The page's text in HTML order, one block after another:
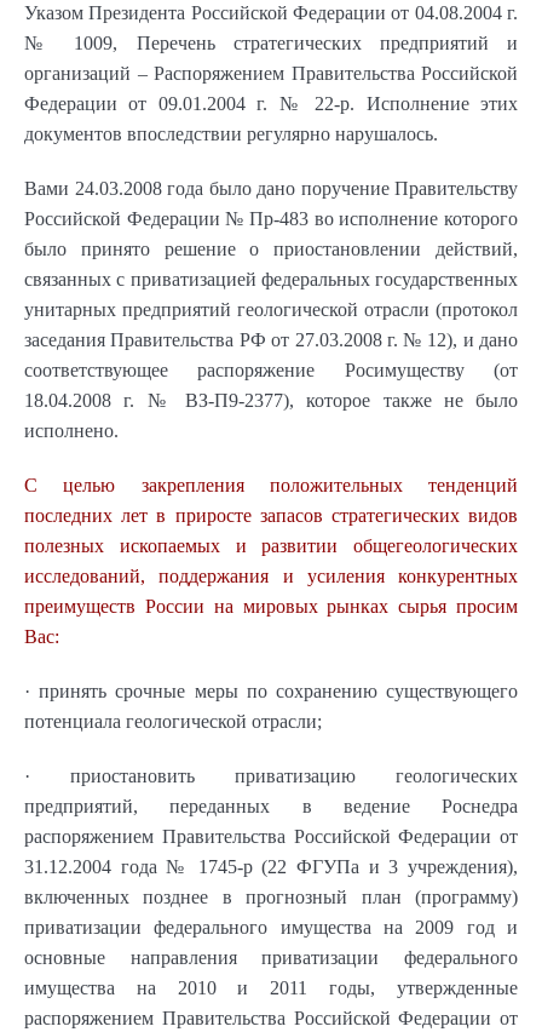
Указом Президента Российской Федерации от 04.08.2004 г.
№ 1009, Перечень стратегических предприятий и
организаций – Распоряжением Правительства Российской
Федерации от 09.01.2004 г. № 22-р. Исполнение этих
документов впоследствии регулярно нарушалось.
Вами 24.03.2008 года было дано поручение Правительству
Российской Федерации № Пр-483 во исполнение которого
было принято решение о приостановлении действий,
связанных с приватизацией федеральных государственных
унитарных предприятий геологической отрасли (протокол
заседания Правительства РФ от 27.03.2008 г. № 12), и дано
соответствующее распоряжение Росимуществу (от
18.04.2008 г. № ВЗ-П9-2377), которое также не было
исполнено.
С целью закрепления положительных тенденций
последних лет в приросте запасов стратегических видов
полезных ископаемых и развитии общегеологических
исследований, поддержания и усиления конкурентных
преимуществ России на мировых рынках сырья просим
Вас:
· принять срочные меры по сохранению существующего
потенциала геологической отрасли;
· приостановить приватизацию геологических
предприятий, переданных в ведение Роснедра
распоряжением Правительства Российской Федерации от
31.12.2004 года № 1745-р (22 ФГУПа и 3 учреждения),
включенных позднее в прогнозный план (программу)
приватизации федерального имущества на 2009 год и
основные направления приватизации федерального
имущества на 2010 и 2011 годы, утвержденные
распоряжением Правительства Российской Федерации от